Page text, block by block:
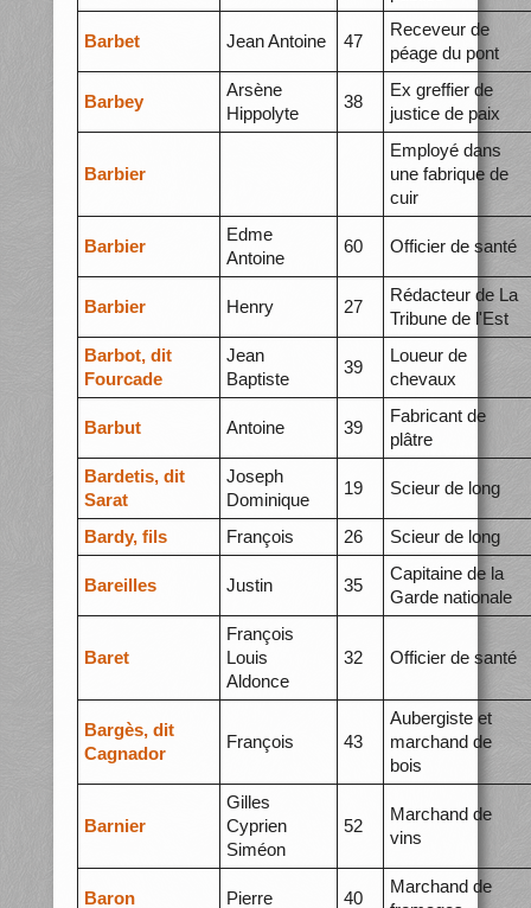
Barbet Jean Antoine 47
Receveur de
péage du pont
Barbey
Arsène
Hippolyte
38
Ex greffier de
justice de paix
Barbier
Employé dans
une fabrique de
cuir
Barbier
Edme
Antoine
60 Officier de santé
Barbier Henry 27
Rédacteur de La
Tribune de l'Est
Barbot, dit
Fourcade
Jean
Baptiste
39
Loueur de
chevaux
Barbut Antoine 39
Fabricant de
plâtre
Bardetis, dit
Sarat
Joseph
Dominique
19 Scieur de long
Bardy, fils François 26 Scieur de long
Bareilles Justin 35
Capitaine de la
Garde nationale
Baret
François
Louis
Aldonce
32 Officier de santé
Bargès, dit
Cagnador
François 43
Aubergiste et
marchand de
bois
Barnier
Gilles
Cyprien
Siméon
52
Marchand de
vins
Baron Pierre 40
Marchand de